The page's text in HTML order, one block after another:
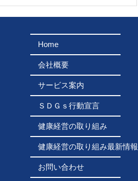
令和8年8月2日 石巻川開き
供しました！
Home
会社概要
サービス案内
ＳＤＧｓ行動宣言
健康経営の取り組み
健康経営の取り組み最新情報
お問い合わせ